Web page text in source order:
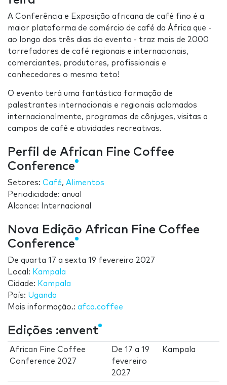
A Conferência e Exposição africana de café fino é a
maior plataforma de comércio de café da África que -
ao longo dos três dias do evento - traz mais de 2000
torrefadores de café regionais e internacionais,
comerciantes, produtores, profissionais e
conhecedores o mesmo teto!
O evento terá uma fantástica formação de
palestrantes internacionais e regionais aclamados
internacionalmente, programas de cônjuges, visitas a
campos de café e atividades recreativas.
Perfil de African Fine Coffee
Conference
Setores: Café, Alimentos
Periodicidade: anual
Alcance: Internacional
Nova Edição African Fine Coffee
Conference
De quarta 17 a sexta 19 fevereiro 2027
Local: Kampala
Cidade: Kampala
País: Uganda
Mais informação.: afca.coffee
Edições :envent
African Fine Coffee
Conference 2027
De17 a19
fevereiro
2027
Kampala